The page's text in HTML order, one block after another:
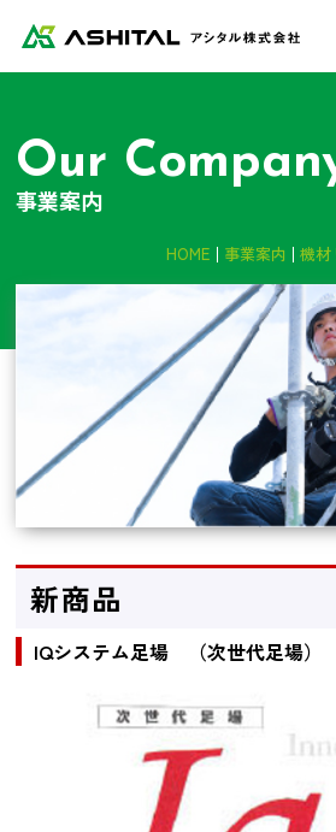
Our
事業案内
HOME 事業案内 機材
新商品
IQシステム足場 （次世代足場）